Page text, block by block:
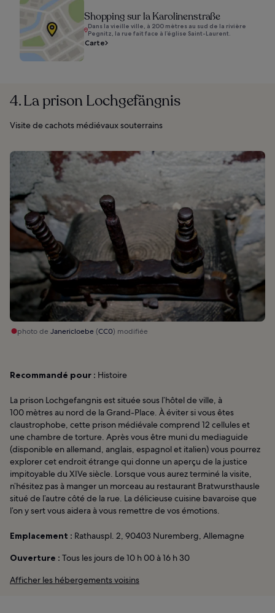
Shopping sur la Karolinenstraße
Dans la vieille ville, à 200 mètres au sud de la rivière
Pegnitz, la rue fait face à l’église Saint-Laurent.
Carte
4. La prison Lochgefängnis
Visite de cachots médiévaux souterrains
photo de Janericloebe(CC0) modifiée
Recommandé pour : Histoire
La prison Lochgefangnis est située sous l’hôtel de ville, à
100 mètres au nord de la Grand-Place. À éviter si vous êtes
claustrophobe, cette prison médiévale comprend 12 cellules et
une chambre de torture. Après vous être muni du mediaguide
(disponible en allemand, anglais, espagnol et italien) vous pourrez
explorer cet endroit étrange qui donne un aperçu de la justice
impitoyable du XIVe siècle. Lorsque vous aurez terminé la visite,
n’hésitez pas à manger un morceau au restaurant Bratwursthausle
situé de l’autre côté de la rue. La délicieuse cuisine bavaroise que
l’on y sert vous aidera à vous remettre de vos émotions.
Emplacement : Rathauspl. 2, 90403 Nuremberg, Allemagne
Ouverture : Tous les jours de 10 h 00 à 16 h 30
Afficher les hébergements voisins